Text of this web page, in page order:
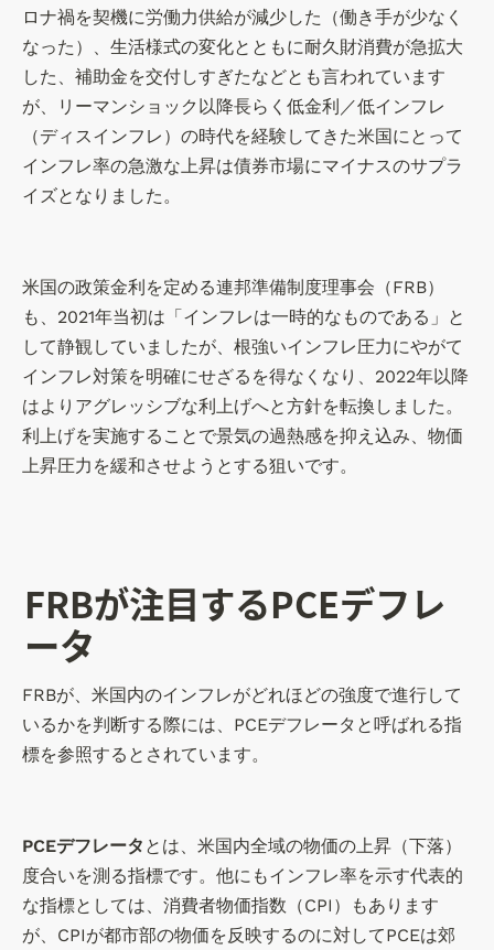
ネ
ジ
メ
ン
ト
作
成
ロナ禍を契機に労働力供給が減少した（働き手が少なく
なった）、生活様式の変化とともに耐久財消費が急拡大
した、補助金を交付しすぎたなどとも言われています
が、リーマンショック以降長らく低金利／低インフレ
（ディスインフレ）の時代を経験してきた米国にとって
インフレ率の急激な上昇は債券市場にマイナスのサプラ
イズとなりました。
米国の政策金利を定める連邦準備制度理事会（FRB）
も、2021年当初は「インフレは一時的なものである」と
して静観していましたが、根強いインフレ圧力にやがて
インフレ対策を明確にせざるを得なくなり、2022年以降
はよりアグレッシブな利上げへと方針を転換しました。
利上げを実施することで景気の過熱感を抑え込み、物価
上昇圧力を緩和させようとする狙いです。
FRBが注目するPCEデフレ
ータ
FRBが、米国内のインフレがどれほどの強度で進行して
いるかを判断する際には、PCEデフレータと呼ばれる指
標を参照するとされています。
PCEデフレータ とは、米国内全域の物価の上昇（下落）
度合いを測る指標です。他にもインフレ率を示す代表的
な指標としては、消費者物価指数（CPI）もあります
が、CPIが都市部の物価を反映するのに対してPCEは郊